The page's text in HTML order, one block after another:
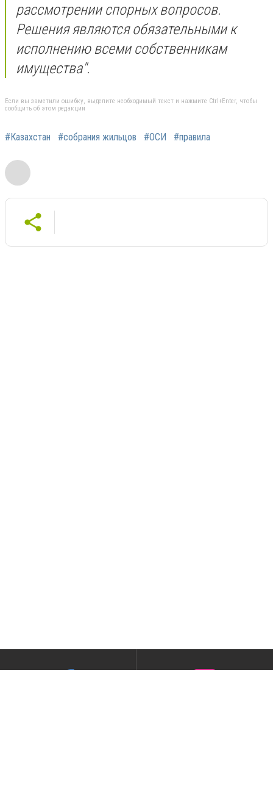
рассмотрении спорных вопросов.
Решения являются обязательными к
исполнению всеми собственникам
имущества".
Если вы заметили ошибку, выделите необходимый текст и нажмите Ctrl+Enter, чтобы
сообщить об этом редакции
#Казахстан #собрания жильцов #ОСИ #правила